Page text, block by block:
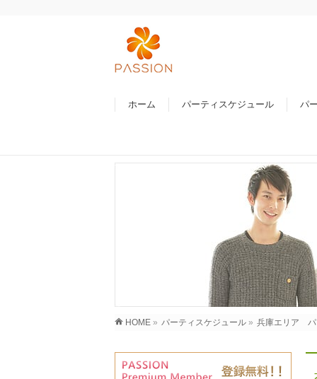
ホーム パーティスケジュール パ
HOME » パーティスケジュール » 兵庫エリア パ